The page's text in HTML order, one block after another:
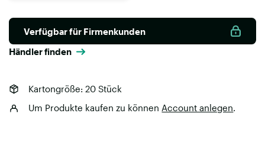
Verfügbar für Firmenkunden
Händler finden
Kartongröße: 20 Stück
Um Produkte kaufen zu können Account anlegen.